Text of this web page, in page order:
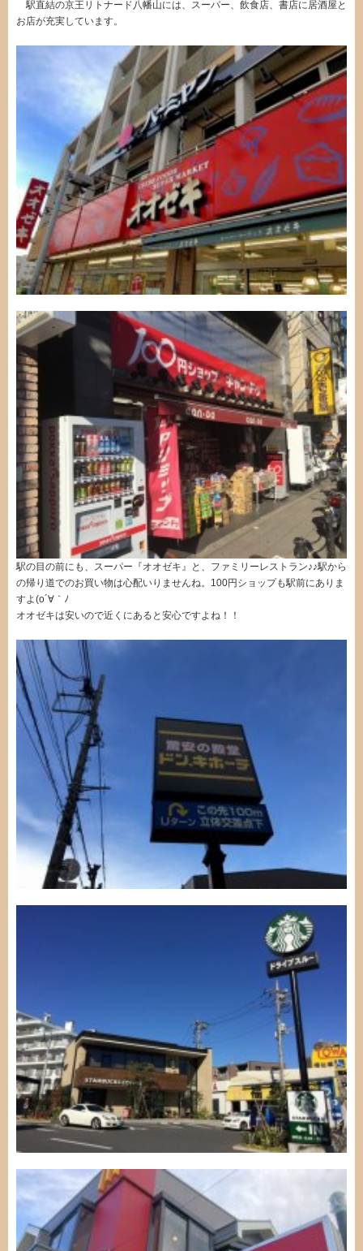
駅直結の京王リトナード八幡山には、スーパー、飲食店、書店に居酒屋と
お店が充実しています。
駅の目の前にも、スーパー『オオゼキ』と、ファミリーレストラン♪♪駅から
の帰り道でのお買い物は心配いりませんね。100円ショップも駅前にありま
すよ(o´∀｀ﾉ
オオゼキは安いので近くにあると安心ですよね！！